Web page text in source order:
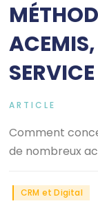
ACEMIS,
ARTICLE
Comment
de nombreux
CRM et Digital